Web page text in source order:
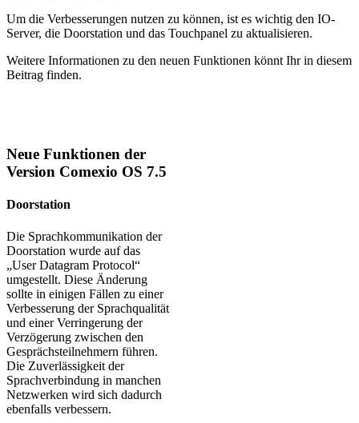
Um die Verbesserungen nutzen zu können, ist es wichtig den IO-
Server, die Doorstation und das Touchpanel zu aktualisieren.
Weitere Informationen zu den neuen Funktionen könnt Ihr in diesem
Beitrag finden.
Neue Funktionen der
Version Comexio OS 7.5
Doorstation
Die Sprachkommunikation der
Doorstation wurde auf das
„User Datagram Protocol“
umgestellt. Diese Änderung
sollte in einigen Fällen zu einer
Verbesserung der Sprachqualität
und einer Verringerung der
Verzögerung zwischen den
Gesprächsteilnehmern führen.
Die Zuverlässigkeit der
Sprachverbindung in manchen
Netzwerken wird sich dadurch
ebenfalls verbessern.